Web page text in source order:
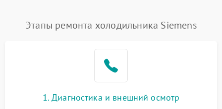
Этапы ремонта холодильника Siemens
1. Диагностика и внешний осмотр